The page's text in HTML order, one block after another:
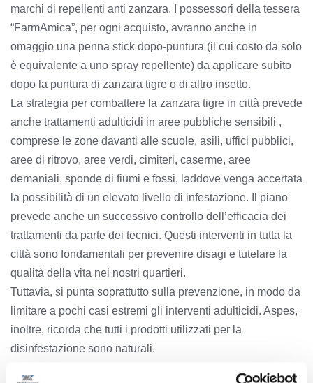
marchi di repellenti anti zanzara. I possessori della tessera
“FarmAmica”, per ogni acquisto, avranno anche in
omaggio una penna stick dopo-puntura (il cui costo da solo
è equivalente a uno spray repellente) da applicare subito
dopo la puntura di zanzara tigre o di altro insetto.
La strategia per combattere la zanzara tigre in città prevede
anche trattamenti adulticidi in aree pubbliche sensibili ,
comprese le zone davanti alle scuole, asili, uffici pubblici,
aree di ritrovo, aree verdi, cimiteri, caserme, aree
demaniali, sponde di fiumi e fossi, laddove venga accertata
la possibilità di un elevato livello di infestazione. Il piano
prevede anche un successivo controllo dell’efficacia dei
trattamenti da parte dei tecnici. Questi interventi in tutta la
città sono fondamentali per prevenire disagi e tutelare la
qualità della vita nei nostri quartieri.
Tuttavia, si punta soprattutto sulla prevenzione, in modo da
limitare a pochi casi estremi gli interventi adulticidi. Aspes,
inoltre, ricorda che tutti i prodotti utilizzati per la
disinfestazione sono naturali.